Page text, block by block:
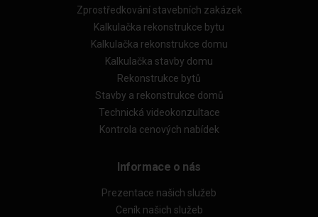
Zprostředkování stavebních zakázek
Kalkulačka rekonstrukce bytu
Kalkulačka rekonstrukce domu
Kalkulačka stavby domu
Rekonstrukce bytů
Stavby a rekonstrukce domů
Technická videokonzultace
Kontrola cenových nabídek
Informace o nás
Prezentace našich služeb
Ceník našich služeb